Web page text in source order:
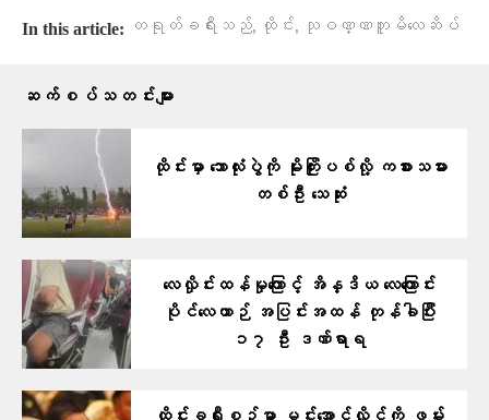
In this article: တရုတ်ခရီးသည်, ထိုင်း, သုဝဏ္ဏဘူမိလေဆိပ်
ဆက်စပ်သတင်းများ
ထိုင်းမှာ ဘောလုံးပွဲကို မိုးကြိုးပစ်လို့ ကစားသမား
တစ်ဦး သေဆုံး
လေလှိုင်းထန်မှုကြောင့် အိန္ဒိယ လေကြောင်း
ပိုင်လေယာဉ် အပြင်းအထန် တုန်ခါပြီး
၁၇ ဦး ဒဏ်ရာရ